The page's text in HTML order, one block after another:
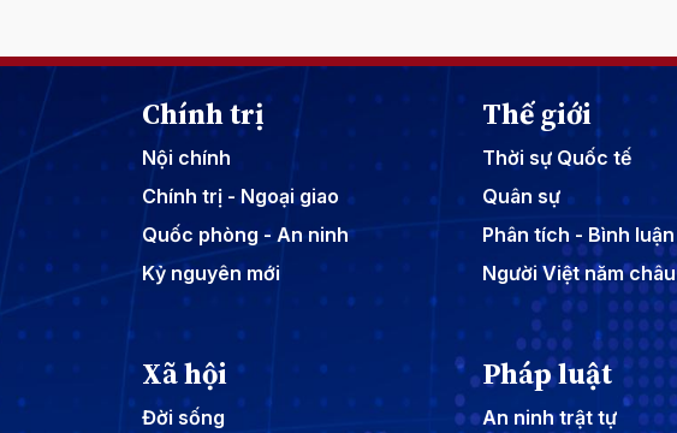
Chính trị
Nội chính
Chính trị - Ngoại giao
Quốc phòng - An ninh
Kỷ nguyên mới
Thế giới
Thời sự Quốc tế
Quân sự
Phân tích - Bình luận
Người Việt năm châu
Xã hội
Đời sống
Pháp luật
An ninh trật tự